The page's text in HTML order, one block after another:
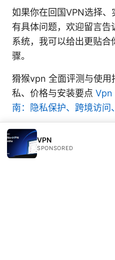
如果你在回国VPN选择
有具体问题，欢迎留言
系统，我可以给出更贴
骤。
猾猴vpn 全面评测与使用
私、价格与安装要点 Vpn
南：隐私保护、跨境访问
VPN
SPONSORED